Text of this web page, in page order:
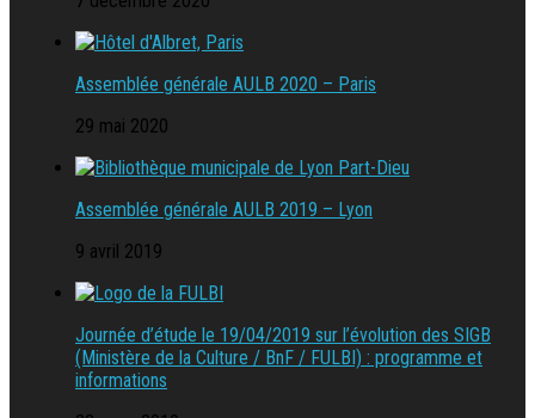
Assemblée générale AULB 2020 – Paris
29 mai 2020
Assemblée générale AULB 2019 – Lyon
9 avril 2019
Journée d’étude le 19/04/2019 sur l’évolution des SIGB
(Ministère de la Culture / BnF / FULBI) : programme et
informations